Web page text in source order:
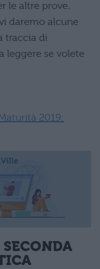
le altre prove.
daremo alcune
traccia di
leggere se volete
2019: